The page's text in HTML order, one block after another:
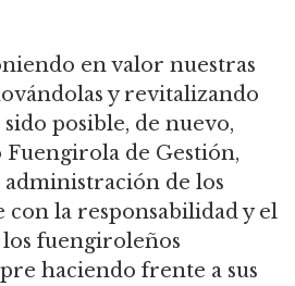
en valor nuestras
y revitalizando
posible, de nuevo,
Fuengirola de Gestión,
de los
con la responsabilidad y el
fuengiroleños
haciendo frente a sus